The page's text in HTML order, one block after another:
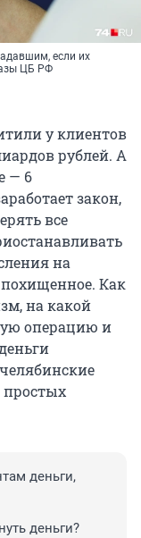
если их
ЦБ РФ
у клиентов
рублей. А
— 6
закон,
все
на
Как
на какой
операцию и
простых
деньги,
деньги?